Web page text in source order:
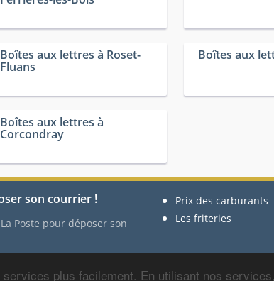
plus facilement. En utilisant nos
Boîtes aux lettres à Roset-
Fluans
Boîtes aux
Boîtes aux lettres à
Corcondray
son courrier !
Poste pour déposer son
Prix des carburants
Les friteries